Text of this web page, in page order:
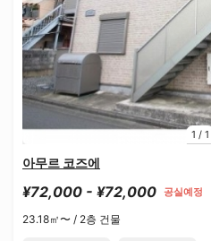
1 / 1
아무르 코즈에
¥72,000 - ¥72,000 공실예정
23.18㎡〜 / 2층 건물